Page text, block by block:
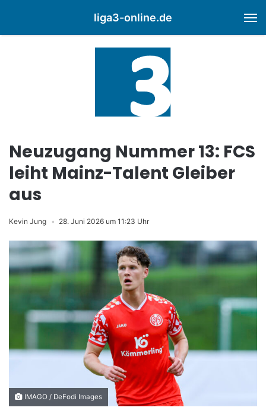
liga3-online.de
Neuzugang Nummer 13: FCS
leiht Mainz-Talent Gleiber
aus
Kevin Jung 28. Juni 2026 um 11:23 Uhr
IMAGO / DeFodi Images